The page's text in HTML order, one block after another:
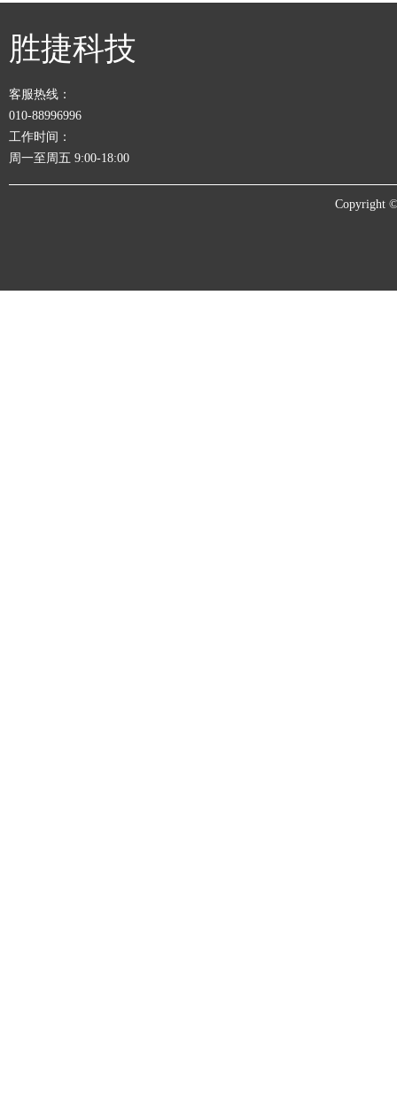
胜捷科技
客服热线：
010-88996996
工作时间：
周一至周五 9:00-18:00
Copyright